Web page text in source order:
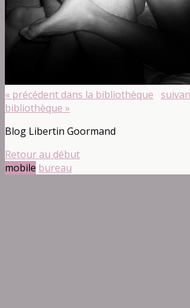
« précédent dans la bibliothèque
bibliothèque »
Blog Libertin Goormand
Retour au début
mobile bureau